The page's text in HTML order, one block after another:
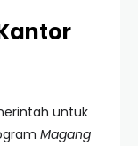
untuk
Magang